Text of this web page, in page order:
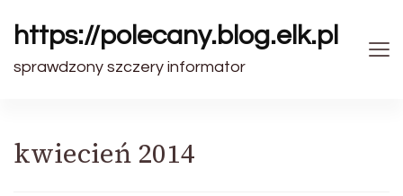
https://polecany.blog.elk.pl
sprawdzony szczery informator
kwiecień 2014